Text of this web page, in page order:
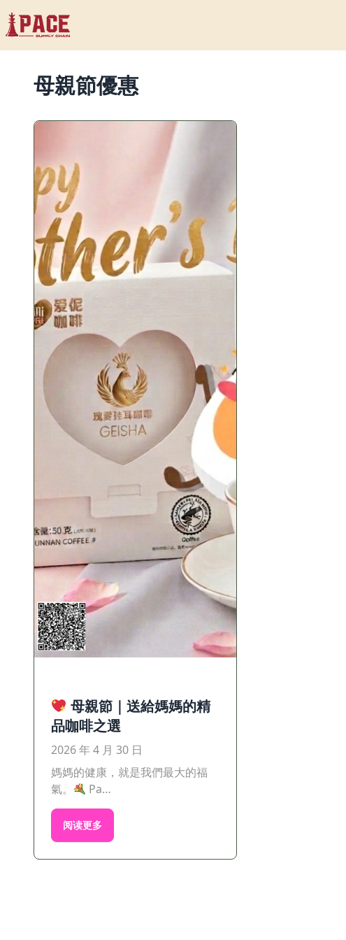
母親節優惠
母親節｜送給媽媽的精
品咖啡之選
2026 年 4 月 30 日
媽媽的健康，就是我們最大的福
氣。
Pa…
阅读更多